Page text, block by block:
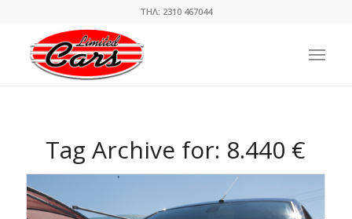
ΤΗΛ: 2310 467044
Tag Archive for: 8.440 €